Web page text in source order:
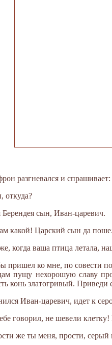
разгневался и спрашивает:
откуда?
Берендея сын, Иван-царевич.
какой! Царский сын да
когда ваша птица летала,
пришел ко мне, по совести
пущу нехорошую славу
конь златогривый. Приведи
Иван-царевич, идет к
говорил, не шевели
же ты меня, прости, серый